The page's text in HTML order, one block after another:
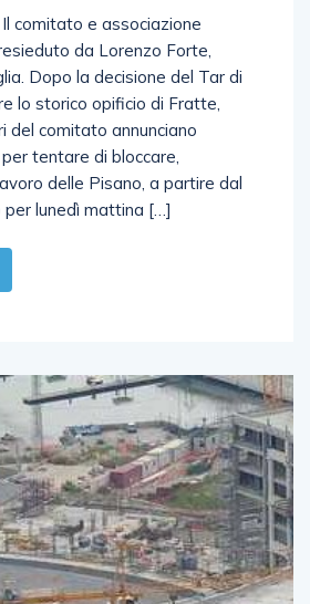
comitato e associazione
da Lorenzo Forte,
Dopo la decisione del Tar di
lo storico opificio di Fratte,
del comitato annunciano
tentare di bloccare,
delle Pisano, a partire dal
lunedì mattina […]